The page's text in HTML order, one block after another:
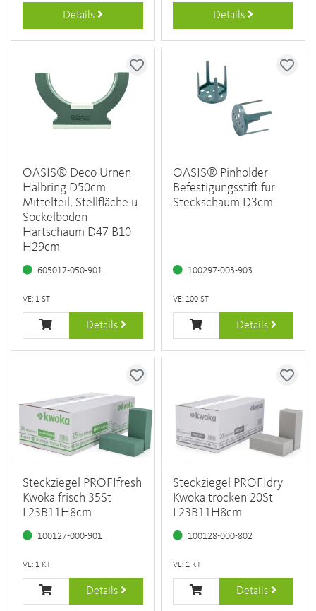
Details Details
OASIS® Deco Urnen
Halbring D50cm
Mittelteil, Stellfläche u
Sockelboden
Hartschaum D47 B10
H29cm
605017-050-901
VE: 1 ST
Details
OASIS® Pinholder
Befestigungsstift für
Steckschaum D3cm
100297-003-903
VE: 100 ST
Details
Steckziegel PROFIfresh
Kwoka frisch 35St
L23B11H8cm
100127-000-901
VE: 1 KT
Details
Steckziegel PROFIdry
Kwoka trocken 20St
L23B11H8cm
100128-000-802
VE: 1 KT
Details